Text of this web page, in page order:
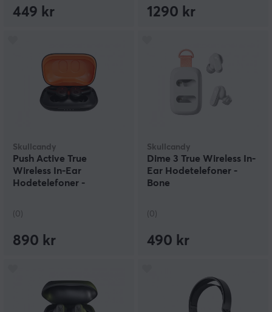
449 kr 1290 kr
Skullcandy
Push Active True
Wireless In-Ear
Hodetelefoner -
(0)
890 kr
Skullcandy
Dime 3 True Wireless In-
Ear Hodetelefoner -
Bone
(0)
490 kr